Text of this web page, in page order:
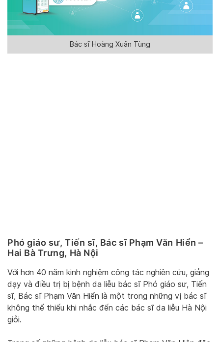
Bác sĩ Hoàng Xuân Tùng
Phó giáo sư, Tiến sĩ, Bác sĩ Phạm Văn Hiển –
Hai Bà Trưng, Hà Nội
Với hơn 40 năm kinh nghiệm công tác nghiên cứu, giảng
dạy và điều trị bị bệnh da liễu bác sĩ Phó giáo sư, Tiến
sĩ, Bác sĩ Phạm Văn Hiển là một trong những vị bác sĩ
không thể thiếu khi nhắc đến các bác sĩ da liễu Hà Nội
giỏi.